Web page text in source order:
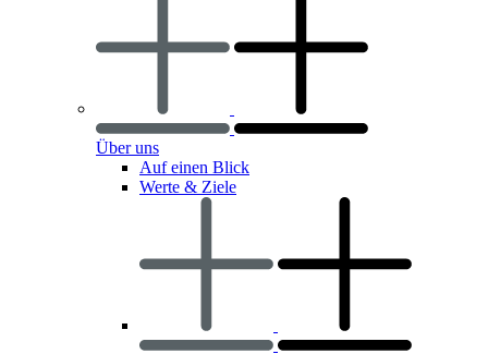
Über uns
Auf einen Blick
Werte & Ziele